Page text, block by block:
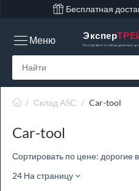
Бесплатная
Экспер
Инструмент и оборудование
Меню
/ Склад ASC / Car-tool
Car-tool
Сортировать по цене: дорогие
24 На страницу